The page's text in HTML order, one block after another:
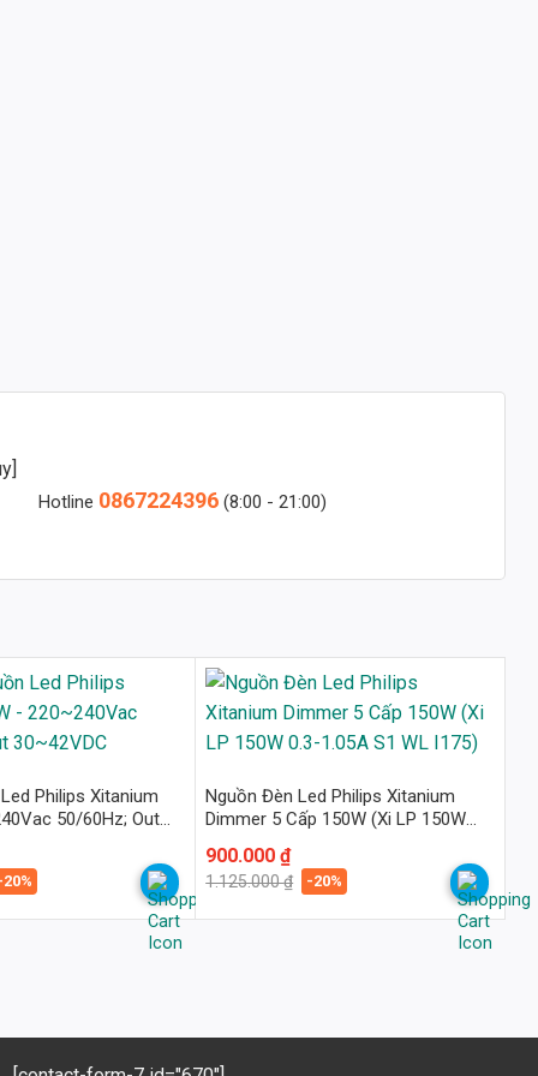
Hotline 0867224396 (8:00 - 21:00)
Philips Xitanium
50/60Hz; Out
Nguồn Đèn Led Philips Xitanium
Dimmer 5 Cấp 150W (Xi LP 150W
1.125.000₫
Giá
gốc
là:
900.000₫
Giá
hiện
tại
900.000 ₫.
-20%